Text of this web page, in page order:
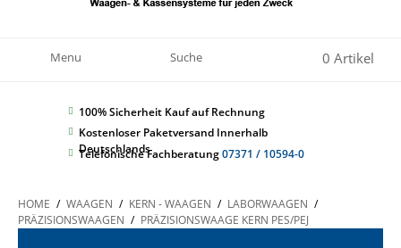
Menu Suche 0 Artikel
100% Sicherheit Kauf auf Rechnung
Kostenloser Paketversand Innerhalb
Deutschlands
Telefonische Fachberatung07371 / 10594-0
HOME / WAAGEN / KERN - WAAGEN / LABORWAAGEN /
PRÄZISIONSWAAGEN / PRÄZISIONSWAAGE KERN PES/PEJ